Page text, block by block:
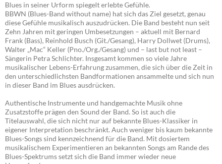
Blues in seiner Urform spiegelt erlebte Gefühle.
BBWN (Blues-Band without name) hat sich das Ziel gesetzt, genau
diese Gefühle musikalisch auszudrücken. Die Band besteht nun seit
Zehn Jahren mit geringen Umbesetzungen – aktuell mit Bernard
Frank (Bass), Reinhold Busch (Git./Gesang), Harry Dollwet (Drums),
Walter „Mac“ Keller (Pno./Org./Gesang) und – last but not least –
Sängerin Petra Schlichter. Insgesamt kommen so viele Jahre
musikalischer Lebens-Erfahrung zusammen, die sich über die Zeit in
den unterschiedlichsten Bandformationen ansammelte und sich nun
in dieser Band im Blues ausdrücken.
Authentische Instrumente und handgemachte Musik ohne
Zusatzstoffe prägen den Sound der Band. So ist auch die
Titelauswahl, die sich nicht nur auf bekannte Blues-Klassiker in
eigener Interpretation beschränkt. Auch weniger bis kaum bekannte
Blues-Songs sind kennzeichnend für die Band. Mit dosiertem
musikalischem Experimentieren an bekannten Songs am Rande des
Blues-Spektrums setzt sich die Band immer wieder neue